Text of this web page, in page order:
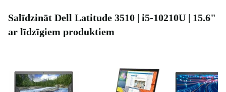
Salīdzināt Dell Latitude 3510 | i5-10210U | 15.6"
ar līdzīgiem produktiem